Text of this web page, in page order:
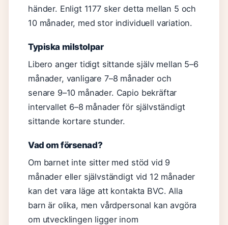
händer. Enligt 1177 sker detta mellan 5 och
10 månader, med stor individuell variation.
Typiska milstolpar
Libero anger tidigt sittande själv mellan 5–6
månader, vanligare 7–8 månader och
senare 9–10 månader. Capio bekräftar
intervallet 6–8 månader för självständigt
sittande kortare stunder.
Vad om försenad?
Om barnet inte sitter med stöd vid 9
månader eller självständigt vid 12 månader
kan det vara läge att kontakta BVC. Alla
barn är olika, men vårdpersonal kan avgöra
om utvecklingen ligger inom